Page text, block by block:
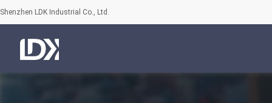
Shenzhen LDK Industrial Co., Ltd.